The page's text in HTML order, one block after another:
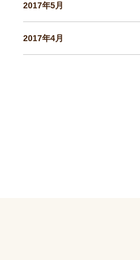
2017年5月
2017年4月